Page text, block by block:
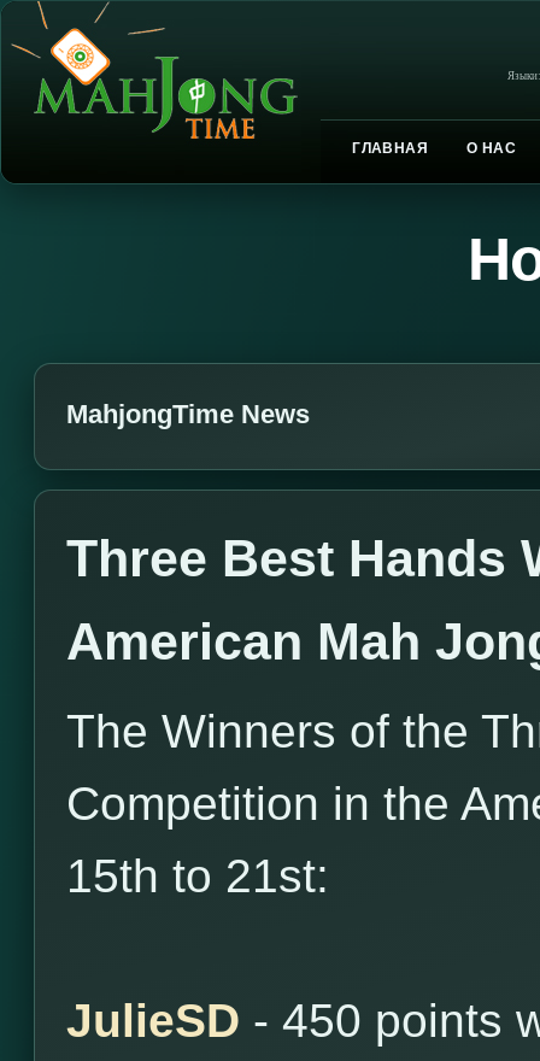
Языки:
ГЛАВНАЯ О НАС
MahjongTime News
Three Best Hands
American Mah
The Winners of the
Competition in the
15th to 21st:
JulieSD - 450 points